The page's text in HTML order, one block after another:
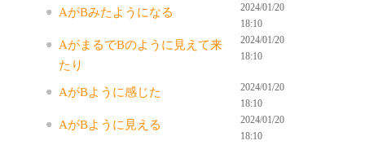
AがBみたようになる
2024/01/20
18:10
AがまるでBのように見えて来
たり
2024/01/20
18:10
AがBように感じた
2024/01/20
18:10
AがBように見える
2024/01/20
18:10